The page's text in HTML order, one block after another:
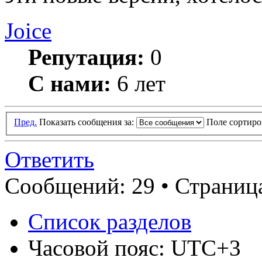
Joice
Репутация: 0
С нами: 6 лет
Пред. Показать сообщения за: Поле
Ответить
Сообщений: 29 •
Список разделов
Часовой пояс: UTC+3